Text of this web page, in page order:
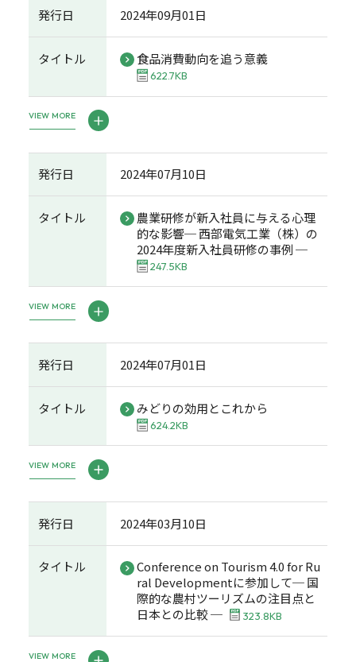
発行日 2024年09月01日
タイトル 食品消費動向を追う意義
622.7KB
VIEW MORE
発行日 2024年07月10日
タイトル
農業研修が新入社員に与える心理
的な影響─ 西部電気工業（株）の
2024年度新入社員研修の事例 ─
247.5KB
VIEW MORE
発行日 2024年07月01日
タイトル みどりの効用とこれから
624.2KB
VIEW MORE
発行日 2024年03月10日
タイトル
Conference on Tourism 4.0 for Ru
ral Developmentに参加して─ 国
際的な農村ツーリズムの注目点と
日本との比較 ─
323.8KB
VIEW MORE